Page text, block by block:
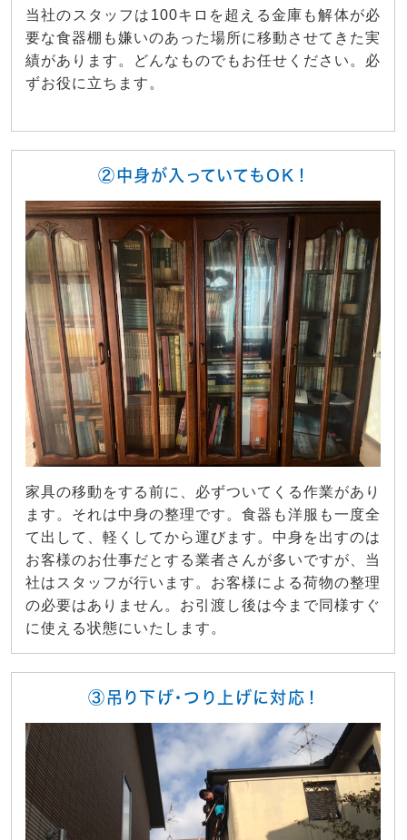
当社のスタッフは100キロを超える金庫も解体が必
要な食器棚も嫌いのあった場所に移動させてきた実
績があります。どんなものでもお任せください。必
ずお役に立ちます。
②中身が入っていてもOK！
家具の移動をする前に、必ずついてくる作業があり
ます。それは中身の整理です。食器も洋服も一度全
て出して、軽くしてから運びます。中身を出すのは
お客様のお仕事だとする業者さんが多いですが、当
社はスタッフが行います。お客様による荷物の整理
の必要はありません。お引渡し後は今まで同様すぐ
に使える状態にいたします。
③吊り下げ・つり上げに対応！